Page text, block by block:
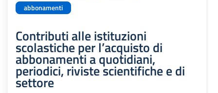
abbonamenti
Contributi alle istituzioni
scolastiche per l’acquisto di
abbonamenti a quotidiani,
periodici, riviste scientifiche e di
settore